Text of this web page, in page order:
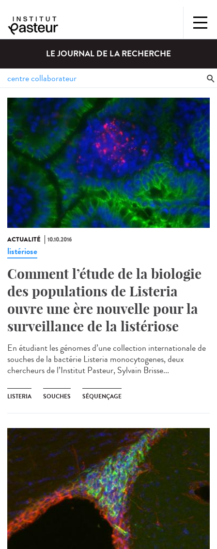
LE JOURNAL DE LA RECHERCHE
ACTUALITÉ 10.10.2016
listériose
Comment l’étude de la biologie
des populations de Listeria
ouvre une ère nouvelle pour la
surveillance de la listériose
En étudiant les génomes d’une collection internationale de
souches de la bactérie Listeria monocytogenes, deux
chercheurs de l’Institut Pasteur, Sylvain Brisse...
LISTERIA SOUCHES SÉQUENÇAGE